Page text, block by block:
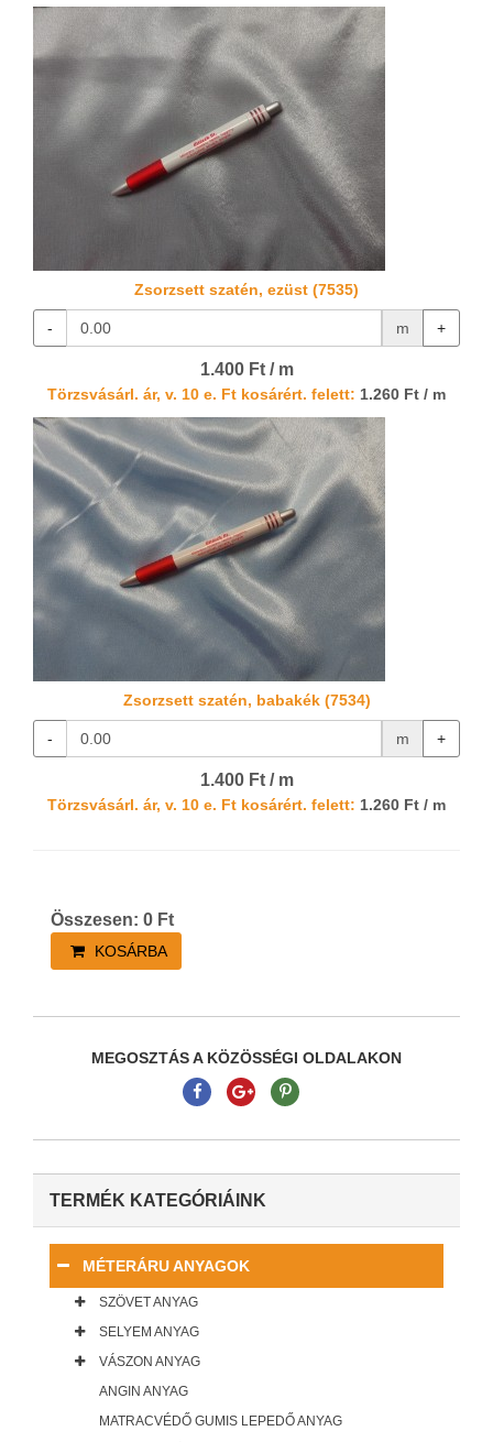
Zsorzsett szatén, ezüst (7535)
- m +
1.400 Ft / m
Törzsvásárl. ár, v. 10 e. Ft kosárért. felett: 1.260 Ft / m
Zsorzsett szatén, babakék (7534)
- m +
1.400 Ft / m
Törzsvásárl. ár, v. 10 e. Ft kosárért. felett: 1.260 Ft / m
Összesen: 0 Ft
KOSÁRBA
MEGOSZTÁS A KÖZÖSSÉGI OLDALAKON
TERMÉK KATEGÓRIÁINK
MÉTERÁRU ANYAGOK
SZÖVET ANYAG
SELYEM ANYAG
VÁSZON ANYAG
ANGIN ANYAG
MATRACVÉDŐ GUMIS LEPEDŐ ANYAG